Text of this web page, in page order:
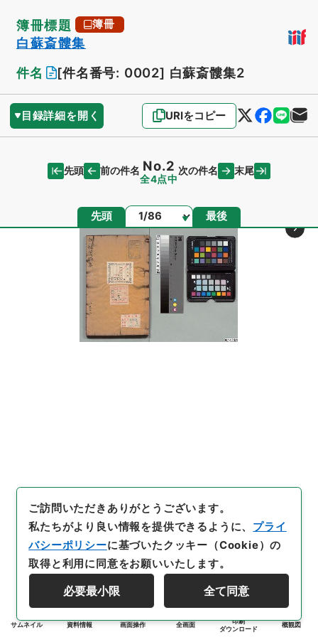
簿冊標題 簿冊
白蘇斎髏集
件名
[件名番号: 0002] 白蘇斎髏集2
目録詳細を開く URIをコピー
先頭 前の件名 No.2
全4点中
次の件名 末尾
先頭 ページ 最後
サムネイル 資料情報 画面操作 全画面
印刷
ダウンロード
概観図
ご訪問いただきありがとうございます。
私たちがより良い情報を提供できるように、 プライ
バシーポリシーに基づいたクッキー（Cookie）の
取得と利用に同意をお願いいたします。
必要最小限 全て同意